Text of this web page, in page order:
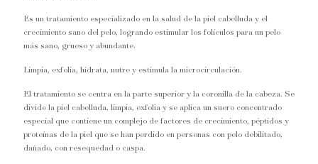
Es un tratamiento especializado en la salud de la piel cabelluda y el
crecimiento sano del pelo, logrando estimular los folículos para un pelo
más sano, grueso y abundante.
Limpia, exfolia, hidrata, nutre y estimula la microcirculación.
El tratamiento se centra en la parte superior y la coronilla de la cabeza. Se
divide la piel cabelluda, limpia, exfolia y se aplica un suero concentrado
especial que contiene un complejo de factores de crecimiento, péptidos y
proteínas de la piel que se han perdido en personas con pelo debilitado,
dañado, con resequedad o caspa.